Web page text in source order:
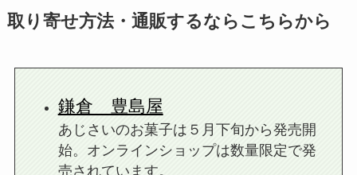
取り寄せ方法・通販するならこちらから
鎌倉 豊島屋
あじさいのお菓子は５月下旬から発売開
始。オンラインショップは数量限定で発
売されています。